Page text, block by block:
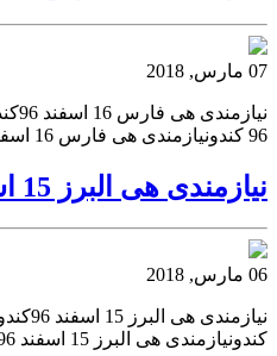
07 مارس, 2018
96 کندونیازمندی هی فارس 16 اسفند 96
نیازمندی هی البرز 15 اسفند 96
06 مارس, 2018
کندونیازمندی هی البرز 15 اسفند 96